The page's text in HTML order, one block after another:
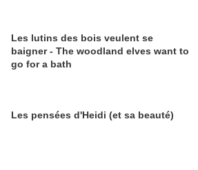
Les lutins des bois veulent se
baigner - The woodland elves want to
go for a bath
Les pensées d'Heidi (et sa beauté)